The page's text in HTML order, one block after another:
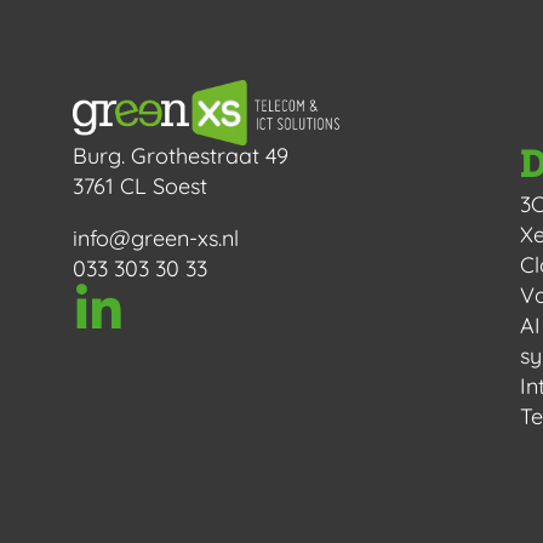
Burg. Grothestraat 49
3761 CL Soest
info@green-xs.nl
033 303 30 33